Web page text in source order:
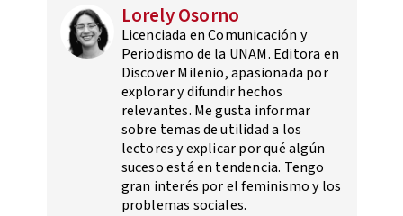
Lorely Osorno
Licenciada en Comunicación y
Periodismo de la UNAM. Editora en
Discover Milenio, apasionada por
explorar y difundir hechos
relevantes. Me gusta informar
sobre temas de utilidad a los
lectores y explicar por qué algún
suceso está en tendencia. Tengo
gran interés por el feminismo y los
problemas sociales.